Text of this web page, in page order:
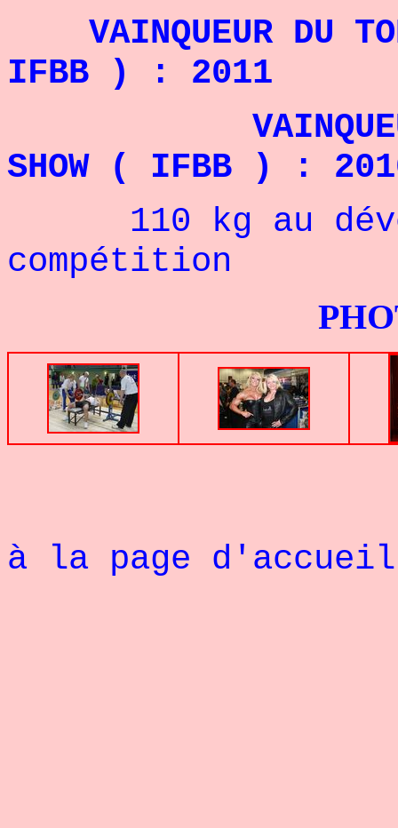
VAINQUEUR DU
IFBB ) : 2011
VAINQUEUR
SHOW ( IFBB ) :
110 kg au
compétition
PHOTOS
à la page